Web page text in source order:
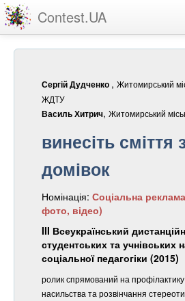
Contest.UA
Статистика
Сергій Дудченко , Житомирський
ЖДТУ
Василь Хитрич, Житомирський
винесіть сміття
домівок
Номінація: Соціальна
фото, відео)
III Всеукраїнський
студентських та учнівських
соціальної педагогіки (2015)
ролик спрямований на
насильства та розвінчання